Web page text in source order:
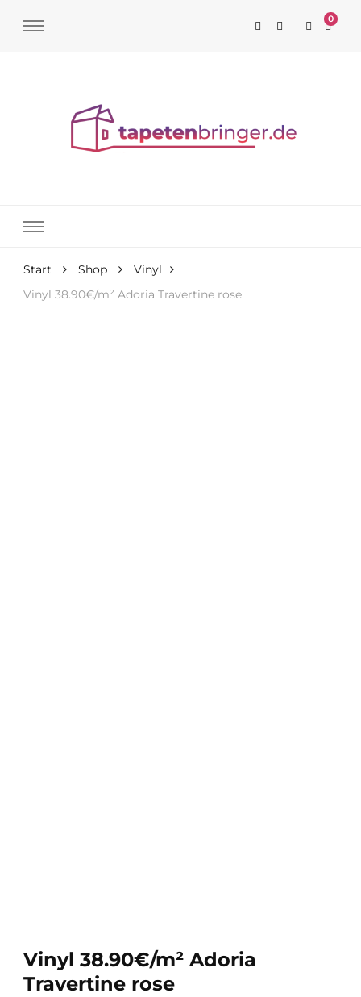
0
Start Shop
Vinyl
Vinyl 38.90€/m² Adoria Travertine rose
Vinyl 38.90€/m² Adoria
Travertine rose